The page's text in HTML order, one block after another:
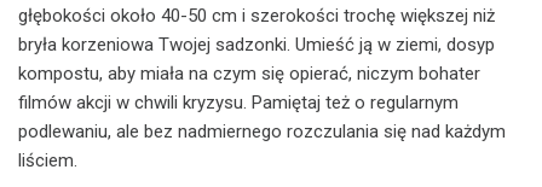
głębokości około 40-50 cm i szerokości trochę większej niż
bryła korzeniowa Twojej sadzonki. Umieść ją w ziemi, dosyp
kompostu, aby miała na czym się opierać, niczym bohater
filmów akcji w chwili kryzysu. Pamiętaj też o regularnym
podlewaniu, ale bez nadmiernego rozczulania się nad każdym
liściem.